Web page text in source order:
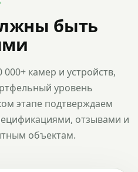
быть
000+ камер и устройств,
уровень
этапе подтверждаем
отзывами и
объектам.